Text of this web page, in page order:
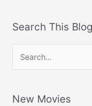
Search This Blog
e
r
New Movies